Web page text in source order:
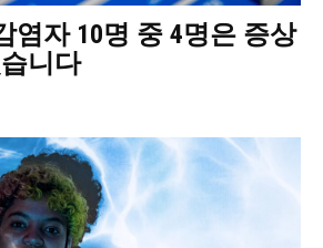
염자 10명 중 4명은 증상
니다